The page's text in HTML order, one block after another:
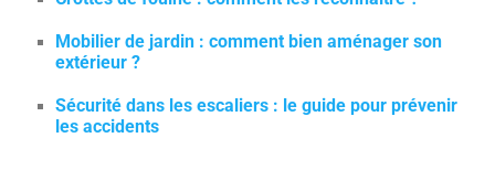
Mobilier de jardin : comment bien aménager son
extérieur ?
Sécurité dans les escaliers : le guide pour prévenir
les accidents